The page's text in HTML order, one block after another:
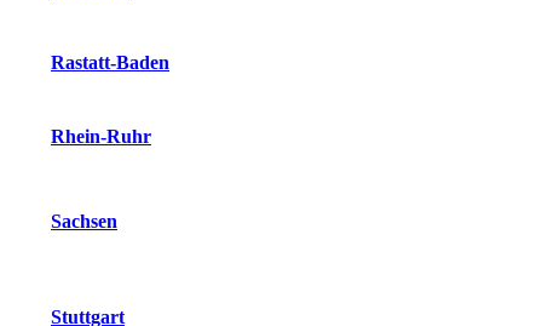
Rastatt-Baden
Rhein-Ruhr
Sachsen
Stuttgart